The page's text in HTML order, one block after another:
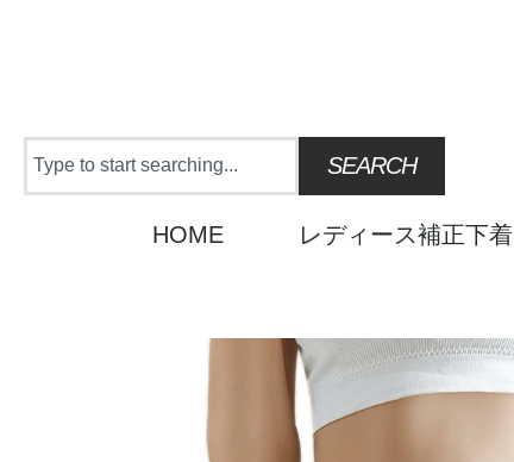
Search SEARCH
HOME レディース補正下着